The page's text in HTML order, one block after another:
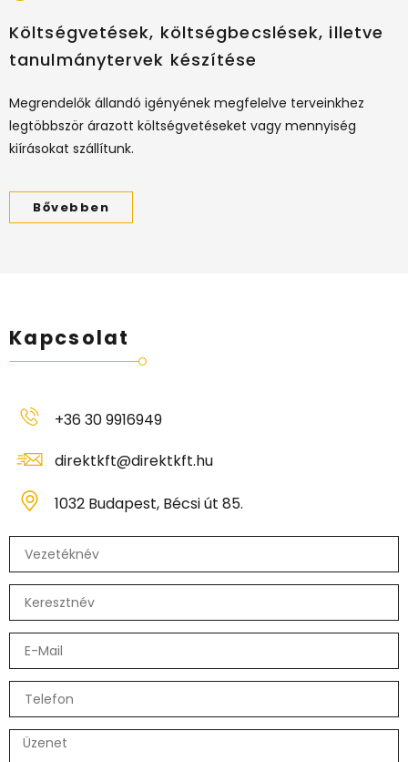
Költségvetések, költségbecslések, illetve
tanulmánytervek készítése
Megrendelők állandó igényének megfelelve terveinkhez
legtöbbször árazott költségvetéseket vagy mennyiség
kiírásokat szállítunk.
Bővebben
Kapcsolat
+36 30 9916949
direktkft@direktkft.hu
1032 Budapest, Bécsi út 85.